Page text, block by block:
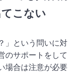
こない
」という問いに対
のサポートをして
場合は注意が必要